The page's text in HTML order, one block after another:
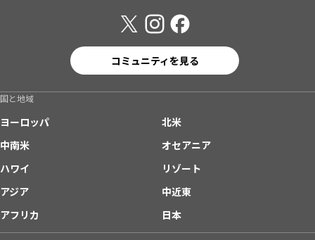
コミュニティを見る
国と地域
ヨーロッパ
北米
中南米
オセアニア
ハワイ
リゾート
アジア
中近東
アフリカ
日本